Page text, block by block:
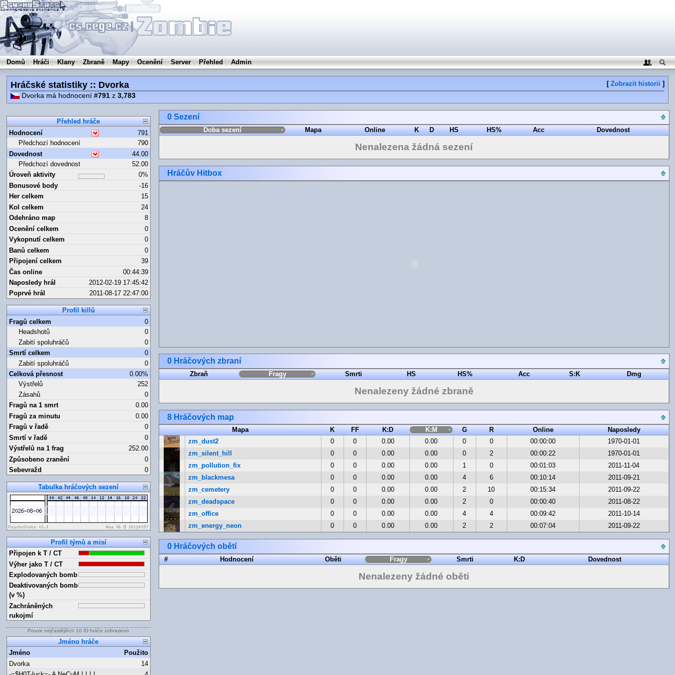
Domů Hráči Klany Zbraně Mapy Ocenění Server Přehled Admin
[Zobrazit historii ]
Hráčské statistiky :: Dvorka
Dvorka má hodnocení #791z 3,783
Přehled hráče
Hodnocení
791
Předchozí hodnocení
790
Dovednost
44.00
Předchozí dovednost
52.00
Úroveň aktivity
0%
Bonusové body
-16
Her celkem
15
Kol celkem
24
Odehráno map
8
Ocenění celkem
0
Vykopnutí celkem
0
Banů celkem
0
Připojení celkem
39
Čas online
00:44:39
Naposledy hrál
2012-02-19 17:45:42
Poprvé hrál
2011-08-17 22:47:00
Profil killů
Fragů celkem
0
Headshotů
0
Zabití spoluhráčů
0
Smrtí celkem
0
Zabití spoluhráčů
0
Celková přesnost
0.00%
Výstřelů
252
Zásahů
0
Fragů na 1 smrt
0.00
Fragů za minutu
0.00
Fragů v řadě
0
Smrtí v řadě
0
Výstřelů na 1 frag
252.00
Způsobeno zranění
0
Sebevražd
0
Tabulka hráčových sezení
Profil týmů a misí
Připojen k T / CT
Výher jako T / CT
Explodovaných bomb
Deaktivovaných bomb
(v %)
Zachráněných
rukojmí
Pouze nejčastějších 10 ID hráče zobrazeno
Jméno hráče
Jméno
Použito
Dvorka
14
0 Sezení
Doba sezení Mapa Online K D HS HS% Acc Dovednost
Nenalezena žádná sezení
Hráčův Hitbox
0 Hráčových zbraní
Zbraň Fragy Smrti HS HS% Acc S:K Dmg
Nenalezeny žádné zbraně
8 Hráčových map
Mapa K FF K:D K:M G R Online
Naposledy
zm_dust2
0 0 0.00 0.00 0 0 00:00:00
1970-01-01
zm_silent_hill
0 0 0.00 0.00 0 2 00:00:22
1970-01-01
zm_pollution_fix
0 0 0.00 0.00 1 0 00:01:03
2011-11-04
zm_blackmesa
0 0 0.00 0.00 4 6 00:10:14
2011-09-21
zm_cemetery
0 0 0.00 0.00 2 10 00:15:34
2011-09-22
zm_deadspace
0 0 0.00 0.00 2 0 00:00:40
2011-08-22
zm_office
0 0 0.00 0.00 4 4 00:09:42
2011-10-14
zm_energy_neon
0 0 0.00 0.00 2 2 00:07:04 2011-09-22
0 Hráčových obětí
# Hodnocení Oběti Fragy Smrti K:D Dovednost
Nenalezeny žádné oběti